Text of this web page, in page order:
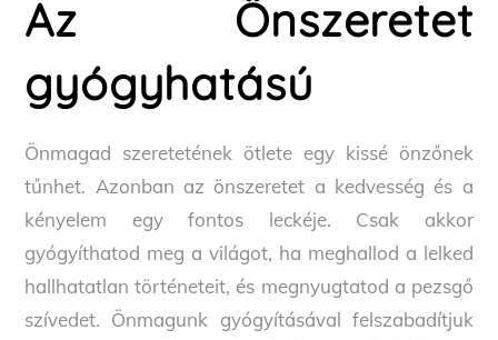
Az Önszeretet
gyógyhatású
Önmagad szeretetének ötlete egy kissé önzőnek
tűnhet. Azonban az önszeretet a kedvesség és a
kényelem egy fontos leckéje. Csak akkor
gyógyíthatod meg a világot, ha meghallod a lelked
hallhatatlan történeteit, és megnyugtatod a pezsgő
szívedet. Önmagunk gyógyításával felszabadítjuk